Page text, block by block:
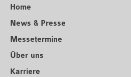
Home
News & Presse
Messetermine
Über uns
Karriere